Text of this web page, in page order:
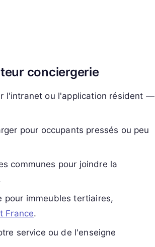
conciergerie
l'intranet ou l'application résident —
pour occupants pressés ou peu
communes pour joindre la
pour immeubles tertiaires,
France.
service ou de l'enseigne